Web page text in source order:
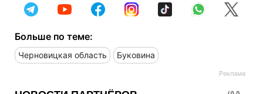
Больше по теме:
Черновицкая область Буковина